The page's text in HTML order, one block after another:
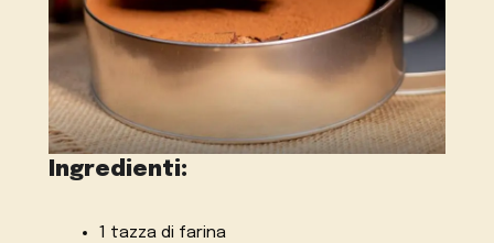
Ingredienti:
1 tazza di farina